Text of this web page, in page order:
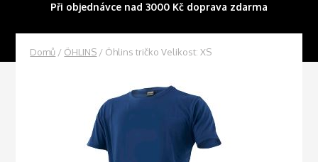
Při objednávce nad 3000 Kč doprava zdarma
Domů / ÖHLINS / Öhlins tričko Velikost: XS